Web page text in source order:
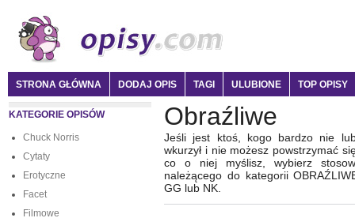
STRONA GŁÓWNA DODAJ OPIS TAGI ULUBIONE TOP OPISY
KATEGORIE OPISÓW
Chuck Norris
Cytaty
Erotyczne
Facet
Filmowe
Obraźliwe
Jeśli jest ktoś, kogo bardzo nie
wkurzył i nie możesz powstrzymać
co o niej myślisz, wybierz
należącego do kategorii
GG lub NK.